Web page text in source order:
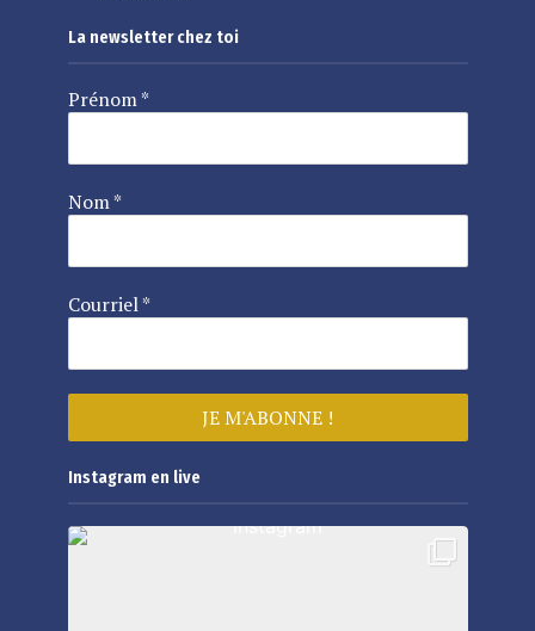
La newsletter chez toi
Prénom*
Nom*
Courriel*
Instagram en live